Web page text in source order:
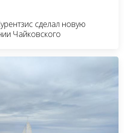
сделал новую
Чайковского